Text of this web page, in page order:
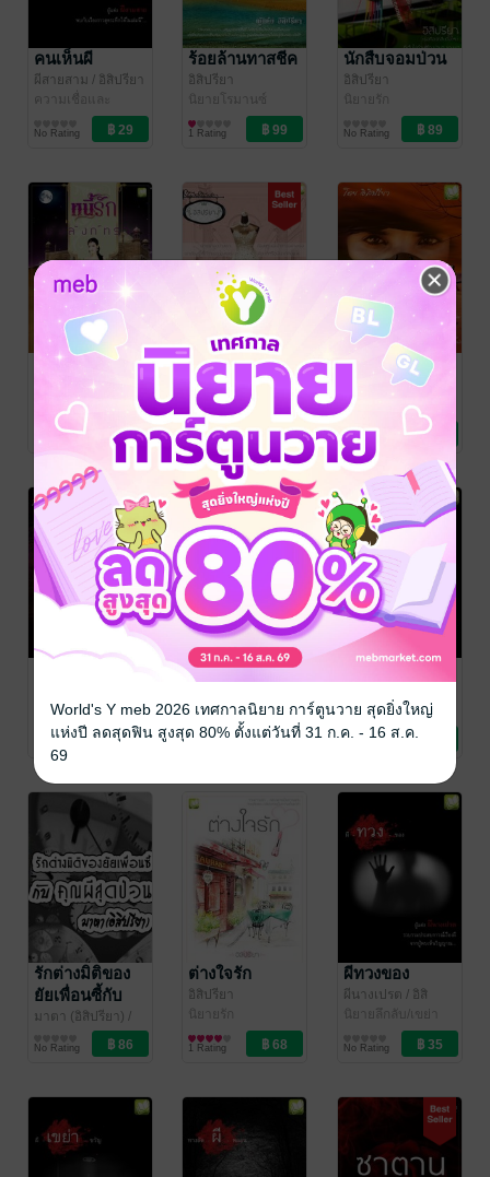
คนเห็นผี
ผีสายสาม / อิสิปรียา
ความเชื่อและ
ศาสนา/พระเครื่อง
No Rating
ร้อยล้านทาสชีค
อิสิปรียา
นิยายโรมานซ์
1 Rating
นักสืบจอมป่วน
อิสิปรียา
นิยายรัก
No Rating
หนี้รักบังลังก์
อิสิปรียา
นิยายโรมานซ์
No Rating
วิวาห์รักนาย
ซาตาน
อิสิปรียา
นิยายรัก
No Rating
จอมอสูรทะเล
อิสิปรียา
นิยายโรมานซ์
No Rating
นิยายรัก
คู่หมั้นอลวนคู่
มาตา (อิสิปรียา)/
อิสิปรียา
นิยายรัก
ปรียา
นิยายลึกลับ/เขย่า
ขวัญ
รักต่างมิติของ
ยัยเพื่อนซี้กับ
คุณผีสุดหล่อ
มาตา (อิสิปรียา) /
นิยายรักวัยรุ่น
No Rating
ต่างใจรัก
อิสิปรียา
นิยายรัก
1 Rating
ผีทวงของ
ผีนางเปรต / อิสิ
ปรียา
นิยายลึกลับ/เขย่า
No Rating
World's Y meb 2026 เทศกาลนิยาย การ์ตูนวาย สุดยิ่งใหญ่
แห่งปี ลดสุดฟิน สูงสุด 80% ตั้งแต่วันที่ 31 ก.ค. - 16 ส.ค.
69